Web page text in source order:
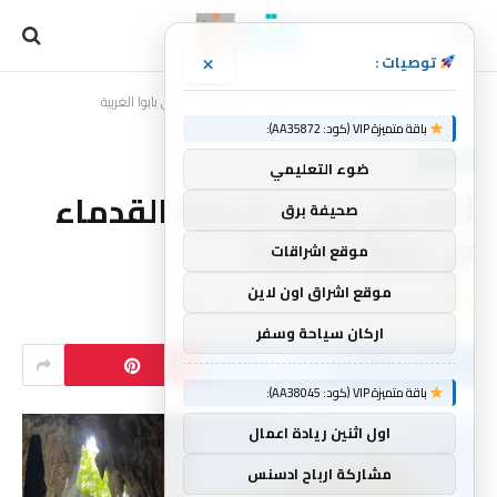
أدلة على وجود البحارة القدماء في بابوا الغربية
أدلة على وجود البحارة القدماء
في بابوا الغربية
بواسطةmtork لا توجد تعليقات
توصيات : ×
باقة متميزة VIP (كود: AA35872):
ضوء التعليمي
صحيفة برق
موقع اشراقات
موقع اشراق اون لاين
اركان سياحة وسفر
باقة متميزة VIP (كود: AA38045):
اول اثنين ريادة اعمال
مشاركة ارباح ادسنس